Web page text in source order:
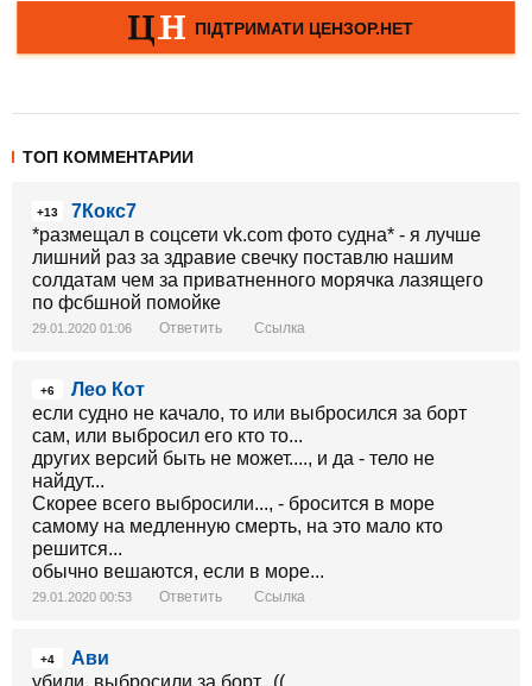
ТОП КОММЕНТАРИИ
+13
7Кокс7
*размещал в соцсети vk.com фото судна* - я лучше
лишний раз за здравие свечку поставлю нашим
солдатам чем за приватненного морячка лазящего
по фсбшной помойке
29.01.2020 01:06 Ответить Ссылка
+6
Лео Кот
если судно не качало, то или выбросился за борт
сам, или выбросил его кто то...
других версий быть не может...., и да - тело не
найдут...
Скорее всего выбросили..., - бросится в море
самому на медленную смерть, на это мало кто
решится...
обычно вешаются, если в море...
29.01.2020 00:53 Ответить Ссылка
+4
Ави
убили, выбросили за борт...((